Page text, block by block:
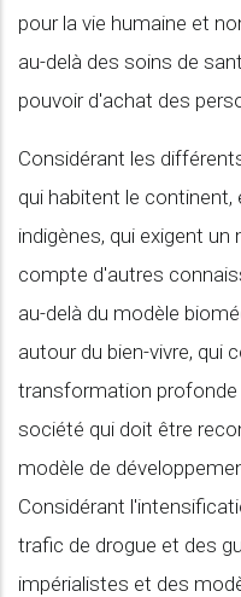
pour la vie humaine et
au-delà des soins de
pouvoir d'achat des
Considérant les
qui habitent le continent,
indigènes, qui exigent
compte d'autres
au-delà du modèle
autour du bien-vivre, qui
transformation profonde
société qui doit être
modèle de
Considérant
trafic de drogue et des
impérialistes et des